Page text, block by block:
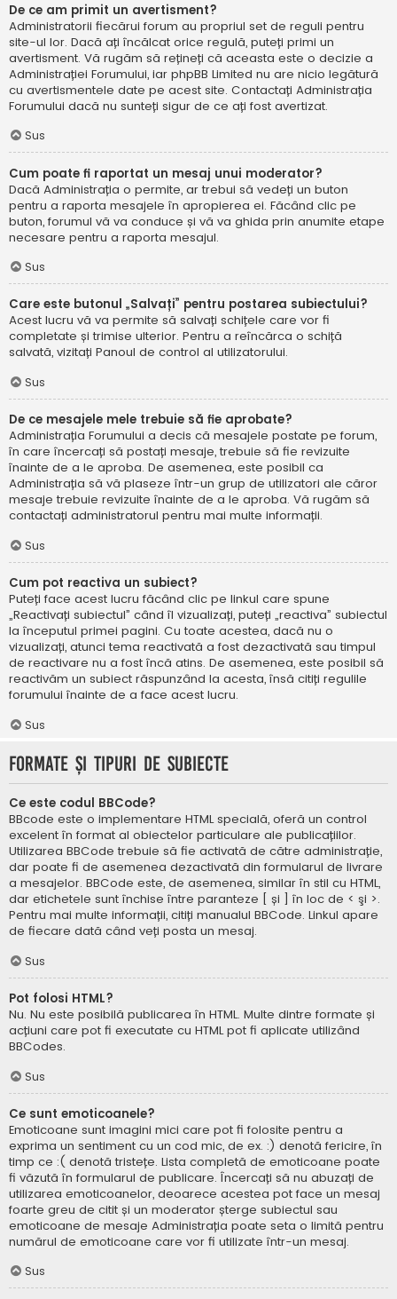
De ce am primit un avertisment?
Administratorii fiecărui forum au propriul set de reguli pentru
site-ul lor. Dacă ați încălcat orice regulă, puteți primi un
avertisment. Vă rugăm să rețineți că aceasta este o decizie a
Administrației Forumului, iar phpBB Limited nu are nicio legătură
cu avertismentele date pe acest site. Contactați Administrația
Forumului dacă nu sunteți sigur de ce ați fost avertizat.
Sus
Cum poate fi raportat un mesaj unui moderator?
Dacă Administrația o permite, ar trebui să vedeți un buton
pentru a raporta mesajele în apropierea ei. Făcând clic pe
buton, forumul vă va conduce și vă va ghida prin anumite etape
necesare pentru a raporta mesajul.
Sus
Care este butonul „Salvați” pentru postarea subiectului?
Acest lucru vă va permite să salvați schițele care vor fi
completate și trimise ulterior. Pentru a reîncărca o schiță
salvată, vizitați Panoul de control al utilizatorului.
Sus
De ce mesajele mele trebuie să fie aprobate?
Administrația Forumului a decis că mesajele postate pe forum,
în care încercați să postați mesaje, trebuie să fie revizuite
înainte de a le aproba. De asemenea, este posibil ca
Administrația să vă plaseze într-un grup de utilizatori ale căror
mesaje trebuie revizuite înainte de a le aproba. Vă rugăm să
contactați administratorul pentru mai multe informații.
Sus
Cum pot reactiva un subiect?
Puteți face acest lucru făcând clic pe linkul care spune
„Reactivați subiectul” când îl vizualizați, puteți „reactiva” subiectul
la începutul primei pagini. Cu toate acestea, dacă nu o
vizualizați, atunci tema reactivată a fost dezactivată sau timpul
de reactivare nu a fost încă atins. De asemenea, este posibil să
reactivăm un subiect răspunzând la acesta, însă citiți regulile
forumului înainte de a face acest lucru.
Sus
Formate și tipuri de subiecte
Ce este codul BBCode?
BBcode este o implementare HTML specială, oferă un control
excelent în format al obiectelor particulare ale publicațiilor.
Utilizarea BBCode trebuie să fie activată de către administrație,
dar poate fi de asemenea dezactivată din formularul de livrare
a mesajelor. BBCode este, de asemenea, similar în stil cu HTML,
dar etichetele sunt închise între paranteze [ și ] în loc de < şi >.
Pentru mai multe informații, citiți manualul BBCode. Linkul apare
de fiecare dată când veți posta un mesaj.
Sus
Pot folosi HTML?
Nu. Nu este posibilă publicarea în HTML. Multe dintre formate și
acțiuni care pot fi executate cu HTML pot fi aplicate utilizând
BBCodes.
Sus
Ce sunt emoticoanele?
Emoticoane sunt imagini mici care pot fi folosite pentru a
exprima un sentiment cu un cod mic, de ex. :) denotă fericire, în
timp ce :( denotă tristețe. Lista completă de emoticoane poate
fi văzută în formularul de publicare. Încercați să nu abuzați de
utilizarea emoticoanelor, deoarece acestea pot face un mesaj
foarte greu de citit și un moderator șterge subiectul sau
emoticoane de mesaje Administrația poate seta o limită pentru
numărul de emoticoane care vor fi utilizate într-un mesaj.
Sus